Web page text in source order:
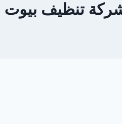
تنظيف بيوت